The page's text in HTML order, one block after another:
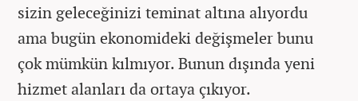
sizin geleceğinizi teminat altına alıyordu
ama bugün ekonomideki değişmeler bunu
çok mümkün kılmıyor. Bunun dışında yeni
hizmet alanları da ortaya çıkıyor.